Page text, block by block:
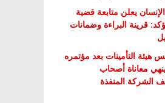
يعلن متابعة قضية
قرينة البراءة وضمانات
هيئة التأمينات بعد مؤتمره
معاناة أصحاب
الشركة المنفذة